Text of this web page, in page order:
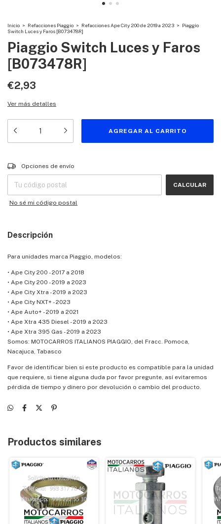
Inicio > Refacciones Piaggio > Refacciones Ape City 200 de 2019 a 2023 > Piaggio
Switch Luces y Faros [B073478R]
Piaggio Switch Luces y Faros
[B073478R]
€2,93
Ver más detalles
Entregas para el CP:
Opciones de envío
CALCULAR
No sé mi código postal
Descripción
Para unidades marca Piaggio, modelos:
• Ape City 200 - 2017 a 2018
• Ape City 200 - 2019 a 2023
• Ape City Xtra - 2019 a 2023
• Ape City NXT+ - 2023
• Ape Auto+ - 2019 a 2021
• Ape Xtra 435 Diesel - 2019 a 2023
• Ape Xtra 395 Gas - 2019 a 2023
Somos: MOTOCARROS ITALIANOS PIAGGIO, del Fracc. Pomoca,
Nacajuca, Tabasco
Favor de identificar bien si este producto es compatible para la unidad
que requiere, si tiene alguna duda por favor pregunte, así evitaremos
pérdida de tiempo y dinero por devolución o cambio del producto.
Productos similares